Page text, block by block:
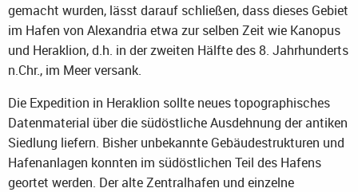
gemacht wurden, lässt darauf schließen, dass dieses Gebiet
im Hafen von Alexandria etwa zur selben Zeit wie Kanopus
und Heraklion, d.h. in der zweiten Hälfte des 8. Jahrhunderts
n.Chr., im Meer versank.
Die Expedition in Heraklion sollte neues topographisches
Datenmaterial über die südöstliche Ausdehnung der antiken
Siedlung liefern. Bisher unbekannte Gebäudestrukturen und
Hafenanlagen konnten im südöstlichen Teil des Hafens
geortet werden. Der alte Zentralhafen und einzelne